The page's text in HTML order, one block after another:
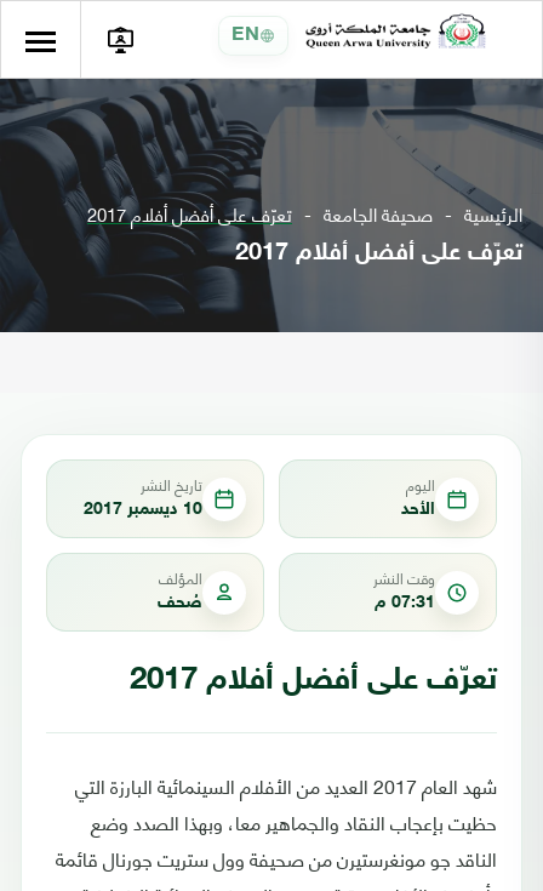
EN
الرئيسية صحيفة الجامعة تعرّف على أفضل أفلام 2017
تعرّف على أفضل أفلام 2017
اليوم
الأحد
تاريخ النشر
10 ديسمبر 2017
وقت النشر
07:31 م
المؤلف
صُحف
تعرّف على أفضل أفلام 2017
شهد العام 2017 العديد من الأفلام السينمائية البارزة التي
حظيت بإعجاب النقاد والجماهير معا، وبهذا الصدد وضع
الناقد جو مونغرستيرن من صحيفة وول ستريت جورنال قائمة